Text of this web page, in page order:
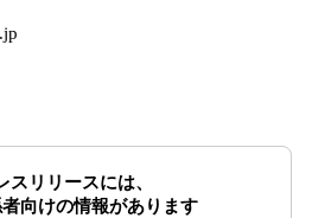
スリリースには、
向けの情報があります